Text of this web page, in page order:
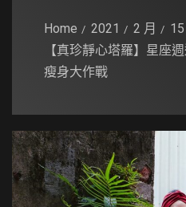
Home 2021 2 月
15
【真珍靜心塔羅】星座
瘦身大作戰